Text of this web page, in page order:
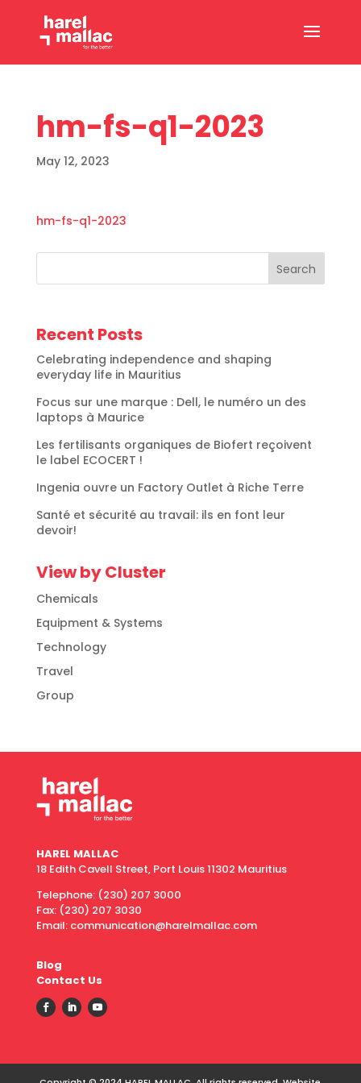
hm-fs-q1-2023
May 12, 2023
hm-fs-q1-2023
Search
Recent Posts
Celebrating independence and shaping
everyday life in Mauritius
Focus sur une marque : Dell, le numéro un des
laptops à Maurice
Les fertilisants organiques de Biofert reçoivent
le label ECOCERT !
Ingenia ouvre un Factory Outlet à Riche Terre
Santé et sécurité au travail: ils en font leur
devoir!
View by Cluster
Chemicals
Equipment & Systems
Technology
Travel
Group
HAREL MALLAC
18 Edith Cavell Street, Port Louis 11302 Mauritius
Telephone: (230) 207 3000
Fax: (230) 207 3030
Email: communication@harelmallac.com
Blog
Contact Us